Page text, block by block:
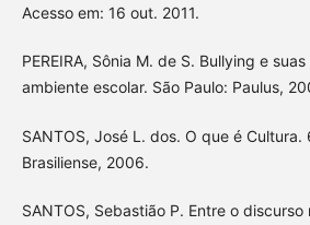
Acesso em: 16 out. 2011.
PEREIRA, Sônia M. de S. Bullying e
ambiente escolar. São Paulo: Paulus,
SANTOS, José L. dos. O que é Cultura.
Brasiliense, 2006.
SANTOS, Sebastião P. Entre o